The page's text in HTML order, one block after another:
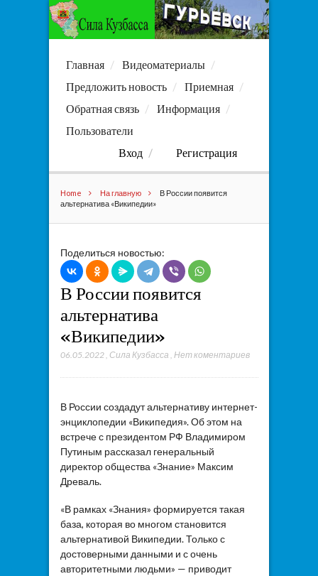
Главная
Видеоматериалы
Предложить новость
Приемная
Обратная связь
Информация
Пользователи
Вход
Регистрация
Home На главную
В России появится
альтернатива «Википедии»
Поделиться новостью:
В России появится
альтернатива
«Википедии»
06.05.2022, Сила Кузбасса Нет коментариев
В России создадут альтернативу интернет-
энциклопедии «Википедия». Об этом на
встрече с президентом РФ Владимиром
Путиным рассказал генеральный
директор общества «Знание» Максим
Древаль.
«В рамках «Знания» формируется такая
база, которая во многом становится
альтернативой Википедии. Только с
достоверными данными и с очень
авторитетными людьми» — приводит